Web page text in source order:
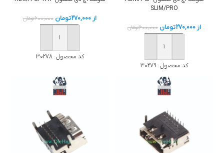
SLIM/PRO
از270,000تومان 600,000تومان
خرید
کد محصول: 30279
از270,000تومان 600,000تومان
خرید
کد محصول:30278